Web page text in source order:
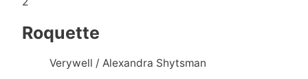
Roquette
Verywell / Alexandra Shytsman